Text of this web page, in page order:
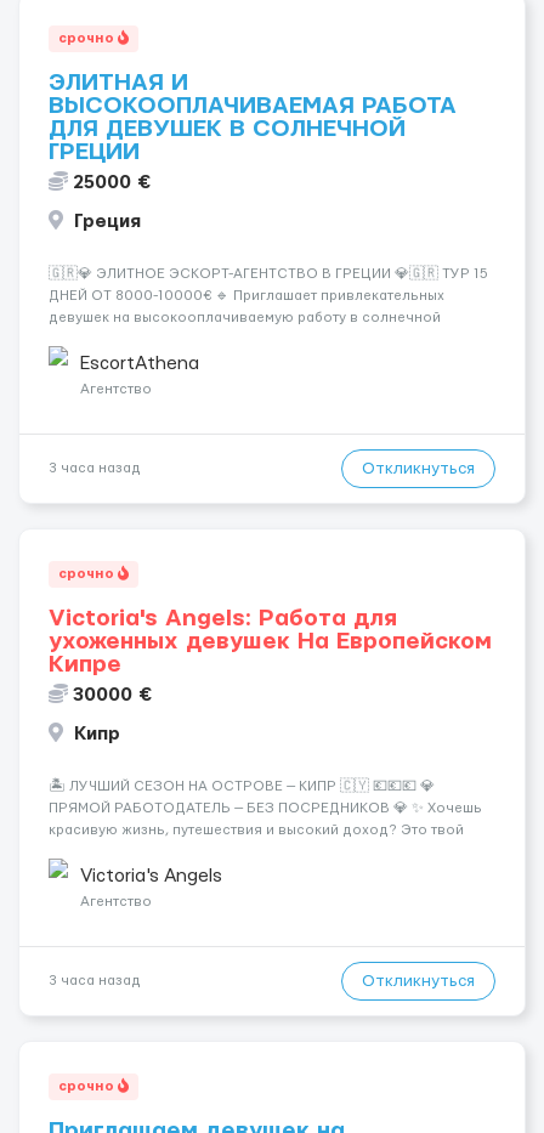
срочно
ЭЛИТНАЯ И
ВЫСОКООПЛАЧИВАЕМАЯ РАБОТА
ДЛЯ ДЕВУШЕК В СОЛНЕЧНОЙ
ГРЕЦИИ
25000 €
Греция
🇬🇷💎 ЭЛИТНОЕ ЭСКОРТ-АГЕНТСТВО В ГРЕЦИИ 💎🇬🇷 ТУР 15
ДНЕЙ ОТ 8000-10000€ 🔹 Приглашает привлекательных
девушек на высокооплачиваемую работу в солнечной
хорошие деньги 💶 — это предложение для тебя! 🔹
Требования: ✔️ Возраст от ...
EscortAthena
Агентство
3 часа назад Откликнуться
срочно
Victoria's Angels: Работа для
ухоженных девушек На Европейском
Кипре
30000 €
Кипр
🏝️ ЛУЧШИЙ СЕЗОН НА ОСТРОВЕ — КИПР 🇨🇾 💶💶💶 💎
ПРЯМОЙ РАБОТОДАТЕЛЬ — БЕЗ ПОСРЕДНИКОВ 💎 ✨ Хочешь
красивую жизнь, путешествия и высокий доход? Это твой
Опытная команда с годами практики — Стабильный поток
клиентов (без ...
Victoria's Angels
Агентство
3 часа назад Откликнуться
срочно